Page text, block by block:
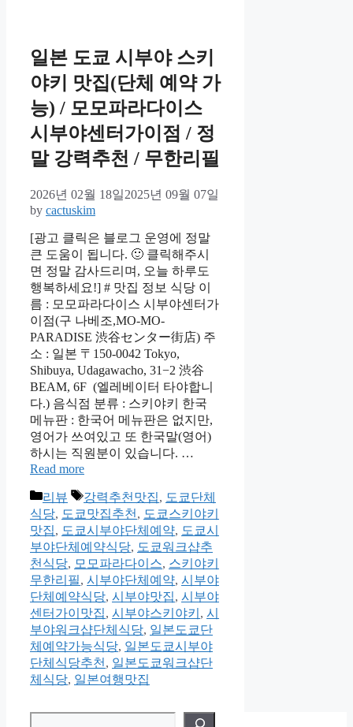
일본 도쿄 시부야 스키
야키 맛집(단체 예약 가
능) / 모모파라다이스
시부야센터가이점 / 정
말 강력추천 / 무한리필
2026년 02월 18일2025년 09월 07일
by cactuskim
[광고 클릭은 블로그 운영에 정말
큰 도움이 됩니다. 🙂 클릭해주시
면 정말 감사드리며, 오늘 하루도
행복하세요!] # 맛집 정보 식당 이
름 : 모모파라다이스 시부야센터가
이점(구 나베조,MO-MO-
PARADISE 渋谷センター街店) 주
소 : 일본 〒150-0042 Tokyo,
Shibuya, Udagawacho, 31−2 渋谷
BEAM, 6F (엘레베이터 타야합니
다.) 음식점 분류 : 스키야키 한국
메뉴판 : 한국어 메뉴판은 없지만,
영어가 쓰여있고 또 한국말(영어)
하시는 직원분이 있습니다. …
Read more
Categories
리뷰 Tags
강력추천맛집, 도쿄단체
식당, 도쿄맛집추천 , 도쿄스키야키
맛집, 도쿄시부야단체예약, 도쿄시
부야단체예약식당, 도쿄워크샵추
천식당, 모모파라다이스, 스키야키
무한리필, 시부야단체예약, 시부야
단체예약식당, 시부야맛집, 시부야
센터가이맛집, 시부야스키야키 , 시
부야워크샵단체식당, 일본도쿄단
체예약가능식당, 일본도쿄시부야
단체식당추천 , 일본도쿄워크샵단
체식당, 일본여행맛집